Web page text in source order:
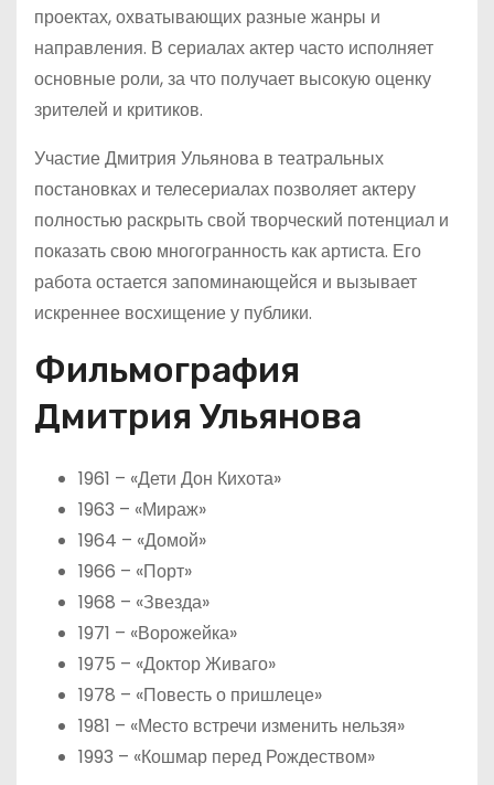
проектах, охватывающих разные жанры и
направления. В сериалах актер часто исполняет
основные роли, за что получает высокую оценку
зрителей и критиков.
Участие Дмитрия Ульянова в театральных
постановках и телесериалах позволяет актеру
полностью раскрыть свой творческий потенциал и
показать свою многогранность как артиста. Его
работа остается запоминающейся и вызывает
искреннее восхищение у публики.
Фильмография
Дмитрия Ульянова
1961 – «Дети Дон Кихота»
1963 – «Мираж»
1964 – «Домой»
1966 – «Порт»
1968 – «Звезда»
1971 – «Ворожейка»
1975 – «Доктор Живаго»
1978 – «Повесть о пришлеце»
1981 – «Место встречи изменить нельзя»
1993 – «Кошмар перед Рождеством»